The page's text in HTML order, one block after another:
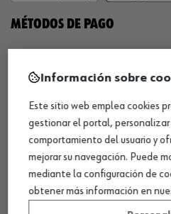
MÉTODOS DE PAGO
¡SÍGUENOS!
Información sobre
Este sitio web emplea cookies
gestionar el portal,
comportamiento del usuario y
mejorar su navegación. Puede
mediante la configuración de
obtener más información en